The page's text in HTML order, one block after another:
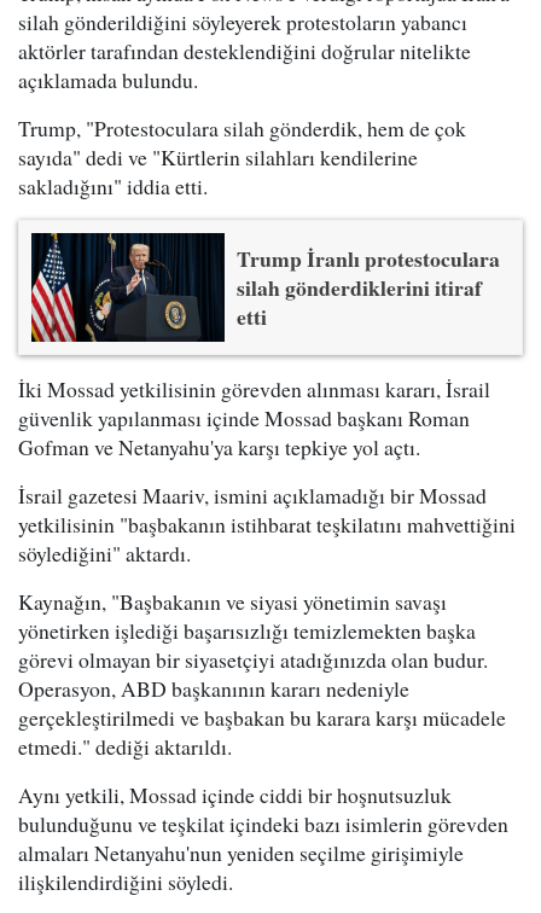
silah gönderildiğini söyleyerek protestoların yabancı
aktörler tarafından desteklendiğini doğrular nitelikte
açıklamada bulundu.
Trump, "Protestoculara silah gönderdik, hem de çok
sayıda" dedi ve "Kürtlerin silahları kendilerine
sakladığını" iddia etti.
Trump İranlı protestoculara
silah gönderdiklerini itiraf
etti
İki Mossad yetkilisinin görevden alınması kararı, İsrail
güvenlik yapılanması içinde Mossad başkanı Roman
Gofman ve Netanyahu'ya karşı tepkiye yol açtı.
İsrail gazetesi Maariv, ismini açıklamadığı bir Mossad
yetkilisinin "başbakanın istihbarat teşkilatını mahvettiğini
söylediğini" aktardı.
Kaynağın, "Başbakanın ve siyasi yönetimin savaşı
yönetirken işlediği başarısızlığı temizlemekten başka
görevi olmayan bir siyasetçiyi atadığınızda olan budur.
Operasyon, ABD başkanının kararı nedeniyle
gerçekleştirilmedi ve başbakan bu karara karşı mücadele
etmedi." dediği aktarıldı.
Aynı yetkili, Mossad içinde ciddi bir hoşnutsuzluk
bulunduğunu ve teşkilat içindeki bazı isimlerin görevden
almaları Netanyahu'nun yeniden seçilme girişimiyle
ilişkilendirdiğini söyledi.